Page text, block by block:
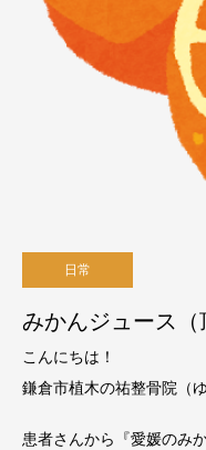
日常
みかんジュース（
こんにちは！
鎌倉市植木の祐整骨院（
患者さんから『愛媛のみ